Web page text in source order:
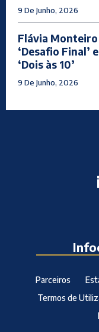
9 De Junho, 2026
Flávia
‘Desafio Final’
‘Dois às 10’
9 De Junho, 2026
Parceiros
Termos de